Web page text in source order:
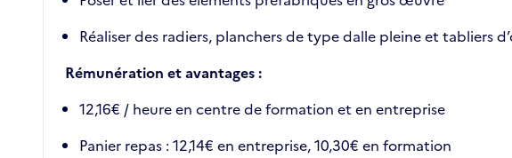
Réaliser des radiers, planchers de type dalle pleine et tabliers
Rémunération et avantages :
12,16€ / heure en centre de formation et en entreprise
Panier repas : 12,14€ en entreprise, 10,30€ en formation